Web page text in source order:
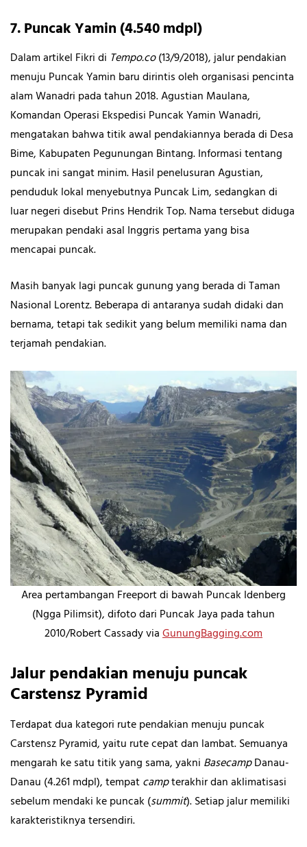
7. Puncak Yamin (4.540 mdpl)
Dalam artikel Fikri di Tempo.co(13/9/2018), jalur pendakian
menuju Puncak Yamin baru dirintis oleh organisasi pencinta
alam Wanadri pada tahun 2018. Agustian Maulana,
Komandan Operasi Ekspedisi Puncak Yamin Wanadri,
mengatakan bahwa titik awal pendakiannya berada di Desa
Bime, Kabupaten Pegunungan Bintang. Informasi tentang
puncak ini sangat minim. Hasil penelusuran Agustian,
penduduk lokal menyebutnya Puncak Lim, sedangkan di
luar negeri disebut Prins Hendrik Top. Nama tersebut diduga
merupakan pendaki asal Inggris pertama yang bisa
mencapai puncak.
Masih banyak lagi puncak gunung yang berada di Taman
Nasional Lorentz. Beberapa di antaranya sudah didaki dan
bernama, tetapi tak sedikit yang belum memiliki nama dan
terjamah pendakian.
Area pertambangan Freeport di bawah Puncak Idenberg
(Ngga Pilimsit), difoto dari Puncak Jaya pada tahun
2010/Robert Cassady viaGunungBagging.com
Jalur pendakian menuju puncak
Carstensz Pyramid
Terdapat dua kategori rute pendakian menuju puncak
Carstensz Pyramid, yaitu rute cepat dan lambat. Semuanya
mengarah ke satu titik yang sama, yakni BasecampDanau-
Danau (4.261 mdpl), tempatcampterakhir dan aklimatisasi
sebelum mendaki ke puncak (summit). Setiap jalur memiliki
karakteristiknya tersendiri.